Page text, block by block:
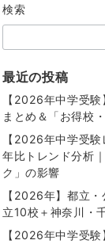
検索
最近の投稿
【2026年中学受
まとめ＆「お得校
【2026年中学受
年比トレンド分析
ク」の影響
【2026年】都立
立10校＋神奈川・
【2026年中学受